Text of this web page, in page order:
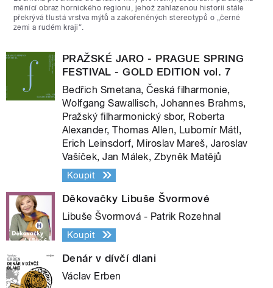
měnící obraz hornického regionu, jehož zahlazenou historii stále
překrývá tlustá vrstva mýtů a zakořeněných stereotypů o „černé
zemi a rudém kraji“.
PRAŽSKÉ JARO - PRAGUE SPRING
FESTIVAL - GOLD EDITION vol. 7
Bedřich Smetana, Česká filharmonie,
Wolfgang Sawallisch, Johannes Brahms,
Pražský filharmonický sbor, Roberta
Alexander, Thomas Allen, Lubomír Mátl,
Erich Leinsdorf, Miroslav Mareš, Jaroslav
Vašíček, Jan Málek, Zbyněk Matějů
Koupit
Děkovačky Libuše Švormové
Libuše Švormová - Patrik Rozehnal
Koupit
Denár v dívčí dlani
Václav Erben